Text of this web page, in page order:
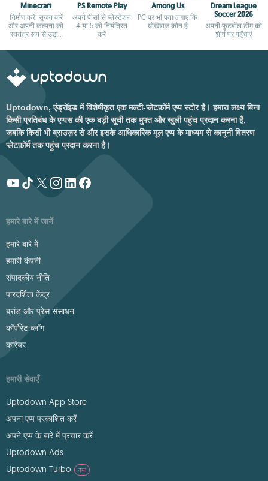
Minecraft
निर्माण करें, सृजन करें
और अपनी कल्पना को
स्वतंत्र रूप से उड़ान
PS Remote Play
अपने पीसी से प्लेस्टेशन
4 या 5 को नियंत्रित
करें
Among Us
PC पर भी पता लगाएं कि
धोखेबाज कौन है
Dream League
Soccer 2026
अपनी फ़ुटबॉल टीम को
शीर्ष पर पहुँचाएं
Uptodown, एंड्रॉइड में विशेषीकृत एक मल्टी-प्लेटफ़ॉर्म एप्प स्टोर है। हमारा लक्ष्य बिना
किसी प्रतिबंध के एप्पस की एक बड़ी सूची तक मुफ्त और खुली पहुंच प्रदान करना है,
जबकि किसी भी ब्राउज़र से और इसके आधिकारिक मूल एप्प के माध्यम से कानूनी वितरण
प्लेटफ़ॉर्म तक पहुंच प्रदान करना है।
हमारे बारे में जानें
हमारे बारे में
हमारी कंपनी
संपादकीय नीति
पारदर्शिता केंद्र
ब्रांड और प्रेस संसाधन
कॉर्पोरेट ब्लॉग
करियर
हमारी सेवाएँ
Uptodown App Store
अपना एप्प प्रकाशित करें
अपने एप्प के बारे में प्रचार करें
Uptodown Ads
Uptodown Turbo
नया